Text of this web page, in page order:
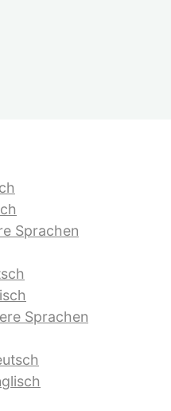
Sprachen
Sprachen